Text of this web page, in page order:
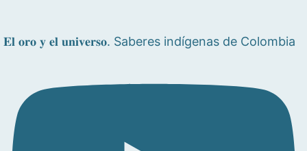
𝐄𝐥 𝐨𝐫𝐨 𝐲 𝐞𝐥 𝐮𝐧𝐢𝐯𝐞𝐫𝐬𝐨. Saberes indígenas de Colombia